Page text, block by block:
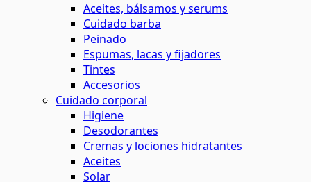
Aceites, bálsamos y serums
Cuidado barba
Peinado
Espumas, lacas y fijadores
Tintes
Accesorios
Cuidado corporal
Higiene
Desodorantes
Cremas y lociones hidratantes
Aceites
Solar